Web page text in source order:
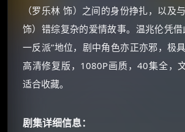
（罗乐林 饰）之间的身份挣扎，以及
饰）错综复杂的爱情故事。温兆伦凭借
一反派”地位，剧中角色亦正亦邪，极
高清修复版，1080P画质，40集全，
适合收藏。
剧集详细信息：